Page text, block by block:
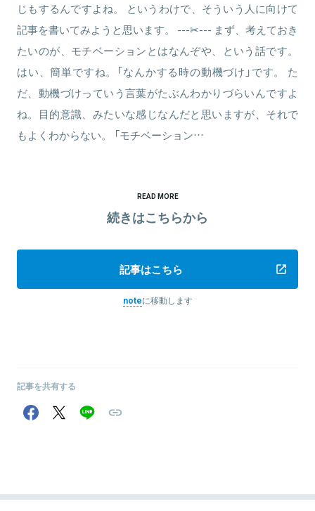
じもするんですよね。 というわけで、そういう人に向けて
記事を書いてみようと思います。 ---✂--- まず、考えておき
たいのが、モチベーションとはなんぞや、という話です。
はい、簡単ですね。「なんかする時の動機づけ」です。 た
だ、動機づけっていう言葉がたぶんわかりづらいんですよ
ね。目的意識、みたいな感じなんだと思いますが、それで
もよくわからない。 「モチベーション…
READ MORE
続きはこちらから
記事はこちら
noteに移動します
記事を共有する